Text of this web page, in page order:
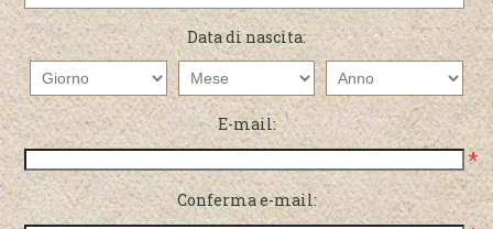
Data di nascita:
E-mail:
*
Conferma e-mail: